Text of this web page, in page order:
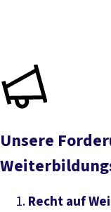
Unsere
Recht auf